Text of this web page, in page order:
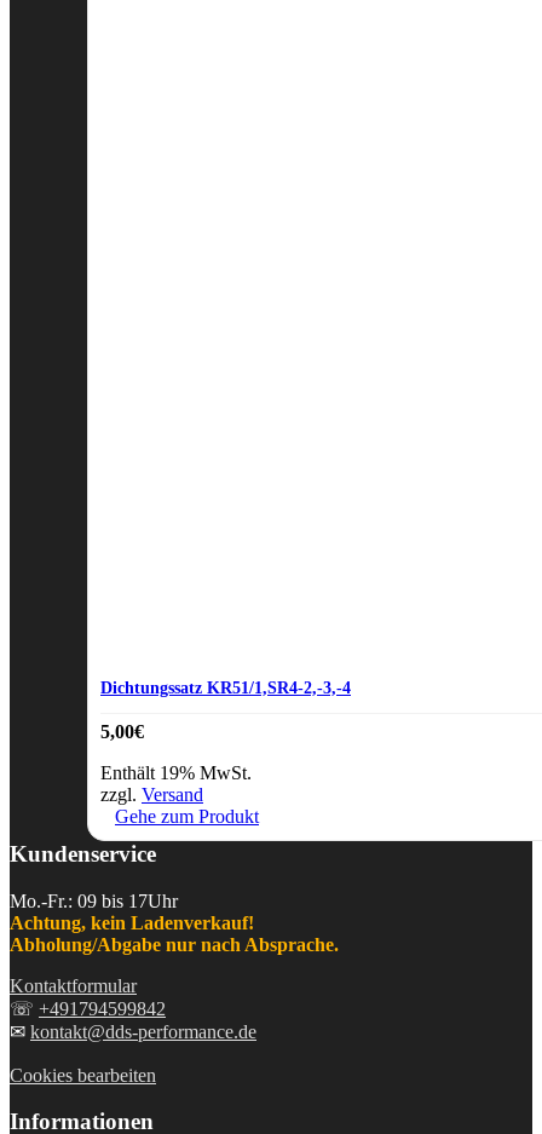
Dichtungssatz KR51/1,SR4-2,-3,-4
5,00€
Enthält 19% MwSt.
zzgl. Versand
Gehe zum Produkt
Kundenservice
Mo.-Fr.: 09 bis 17Uhr
Achtung, kein Ladenverkauf!
Abholung/Abgabe nur nach Absprache.
Kontaktformular
☏ +491794599842
✉ kontakt@dds-performance.de
Cookies bearbeiten
Informationen